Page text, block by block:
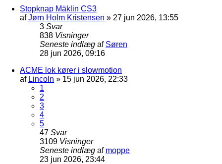
Stopknap Mäklin CS3
afJørn Holm Kristensen » 27 jun 2026, 13:55
3 Svar
838 Visninger
Seneste indlæg af Søren
28 jun 2026, 09:16
ACME lok kører i slowmotion
af Lincoln » 15 jun 2026, 22:33
1
2
3
4
5
47 Svar
3109 Visninger
Seneste indlæg af moppe
23 jun 2026, 23:44